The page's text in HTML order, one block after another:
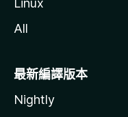
Linux
All
最新編譯版本
Nightly